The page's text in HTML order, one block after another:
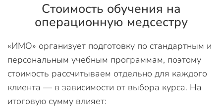
Стоимость обучения на
операционную медсестру
«ИМО» организует подготовку по стандартным и
персональным учебным программам, поэтому
стоимость рассчитываем отдельно для каждого
клиента — в зависимости от выбора курса. На
итоговую сумму влияет: